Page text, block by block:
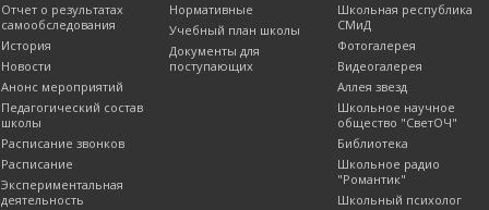
Отчет о результатах
самообследования
История
Новости
Анонс мероприятий
Педагогический состав
школы
Расписание звонков
Расписание
Экспериментальная
деятельность
Нормативные
Учебный план школы
Документы для
поступающих
Школьная республика
СМиД
Фотогалерея
Видеогалерея
Аллея звезд
Школьное научное
общество "СветОЧ"
Библиотека
Школьное радио
"Романтик"
Школьный психолог